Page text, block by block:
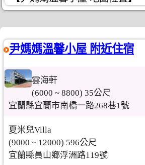
尹媽媽溫馨小屋 附近住宿
雲海軒
(6000 ~ 8800) 35公尺
宜蘭縣宜蘭市南橋一路268巷1號
夏米兒Villa
(9000 ~ 12000) 596公尺
宜蘭縣員山鄉浮洲路119號